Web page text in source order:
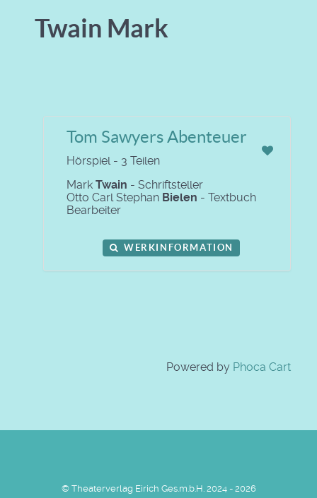
Twain Mark
Tom Sawyers Abenteuer
Hörspiel - 3 Teilen
Mark Twain - Schriftsteller
Otto Carl Stephan Bielen - Textbuch
Bearbeiter
WERKINFORMATION
Powered by Phoca Cart
© Theaterverlag Eirich Ges.m.b.H. 2024 - 2026